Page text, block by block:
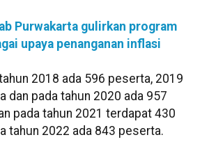
Purwakarta gulirkan program
upaya penanganan inflasi
2018 ada 596 peserta, 2019
dan pada tahun 2020 ada 957
pada tahun 2021 terdapat 430
tahun 2022 ada 843 peserta.